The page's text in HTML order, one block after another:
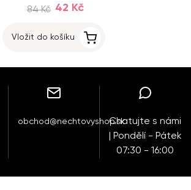
84 Kč 42 Kč
Vložit do košíku
obchod@nechtovyshop.skChatujte s námi
| Pondělí - Pátek
07:30 - 16:00